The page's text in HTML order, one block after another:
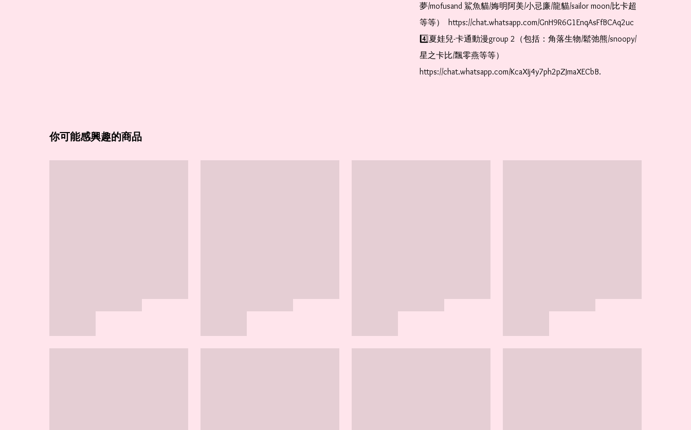
夢/mofusand 鯊魚貓/娒明阿美/小忌廉/龍貓/sailor moon/比卡超
等等）  https://chat.whatsapp.com/GnH9R6G1EnqAsFfBCAq2uc
4️⃣夏娃兒-卡通動漫group 2（包括：角落生物/鬆弛熊/snoopy/
星之卡比/飄零燕等等）
https://chat.whatsapp.com/KcaXIj4y7ph2pZJmaXECbB.
你可能感興趣的商品